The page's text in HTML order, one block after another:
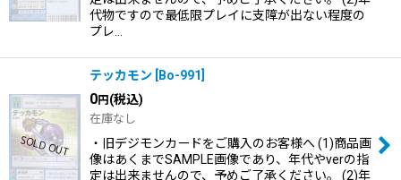
代物ですので最低限プレイに支障が出ない程度の
プレ…
テッカモン Bo-991
0円(税込)
在庫なし
・旧デジモンカードをご購入のお客様へ (1)商品画
像はあくまでSAMPLE画像であり、年代やverの指
定は出来ませんので、予めご了承ください。 (2)年